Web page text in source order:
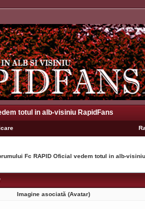
totul in alb-visiniu RapidFans
Fc RAPID Oficial vedem totul in alb-
Imagine asociată (Avatar)